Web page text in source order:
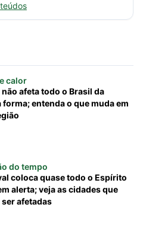
calor
não afeta todo o Brasil da
forma; entenda o que muda em
do tempo
coloca quase todo o Espírito
alerta; veja as cidades que
afetadas